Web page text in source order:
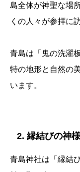
島全体が神聖な場
くの人々が参拝に
青島は「鬼の洗濯
特の地形と自然の
います。
2. 縁結びの神
青島神社は「縁結